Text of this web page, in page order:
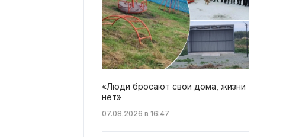
«Люди бросают свои дома, жизни
нет»
07.08.2026 в 16:47